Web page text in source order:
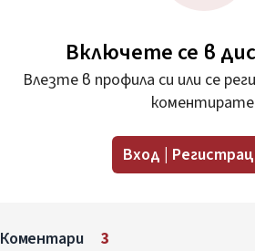
Включете се в
Влезте в профила си или се
Вход |
Коментари 3